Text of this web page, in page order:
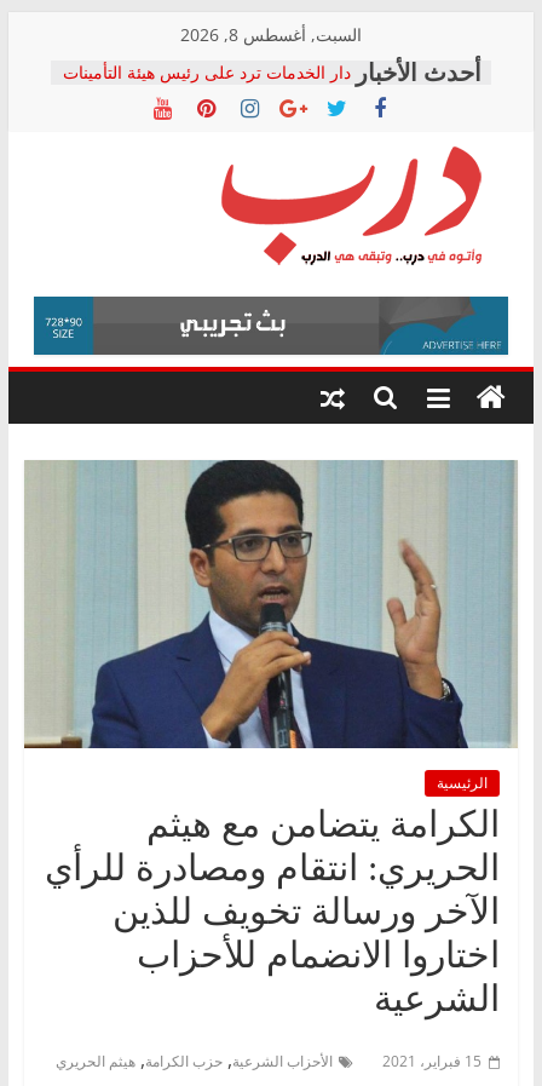
content
السبت, أغسطس 8, 2026
دار الخدمات ترد على رئيس هيئة التأمينات
بعد مؤتمره الصحفي: إنكار الأزمة لا ينهي
معاناة أصحاب المعاشات.. ونطالب بكشف
فرحات سليمان يكتب: القطاع الصحي إلى
أين؟
حزب التحالف الشعبي يطلق لجنة “الحق
في الصحة” بالإسكندرية لرصد الانتهاكات
ودعم المرضى
الوزاري لمدينة الصحفيين.. وانتهاء أعمال
إنشاء المبنى الإداري
المجلس القومي لحقوق الإنسان يعلن
متابعة قضية الدكتور محمد زهران.. ويؤكد:
قرينة البراءة وضمانات المحاكمة العادلة
درب
وأتوه
درب..
وتبقى
هي
الرئيسية
الكرامة يتضامن مع هيثم
الحريري: انتقام ومصادرة للرأي
الآخر ورسالة تخويف للذين
اختاروا الانضمام للأحزاب
الشرعية
15 فبراير، 2021 الأحزاب الشرعية, حزب الكرامة, هيثم الحريري